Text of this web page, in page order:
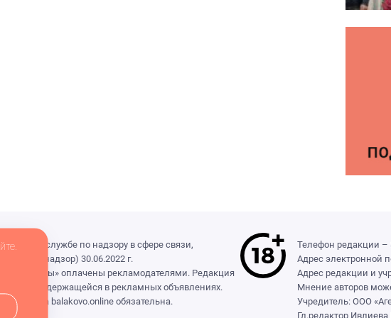
службе по надзору в сфере связи,
30.06.2022 г.
«Выборы» оплачены рекламодателями. Редакция
содержащейся в рекламных объявлениях.
на balakovo.online обязательна.
Телефон редакции –
Адрес электронной
Адрес редакции и
Мнение авторов
Учредитель: ООО
Гл.редактор Ивлиева